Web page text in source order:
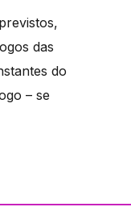
das
do
– se